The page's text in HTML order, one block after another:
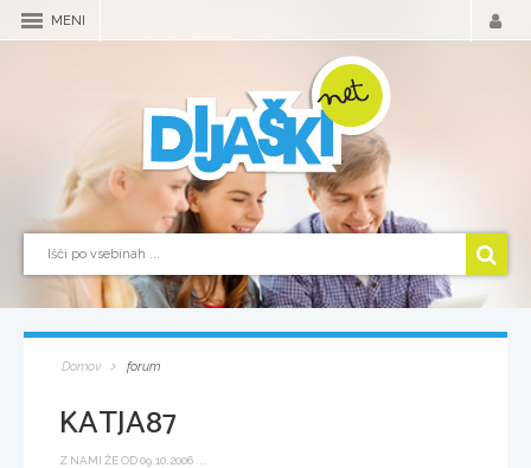
MENI
Domov forum
KATJA87
Z NAMI ŽE OD 09.10.2006 ...